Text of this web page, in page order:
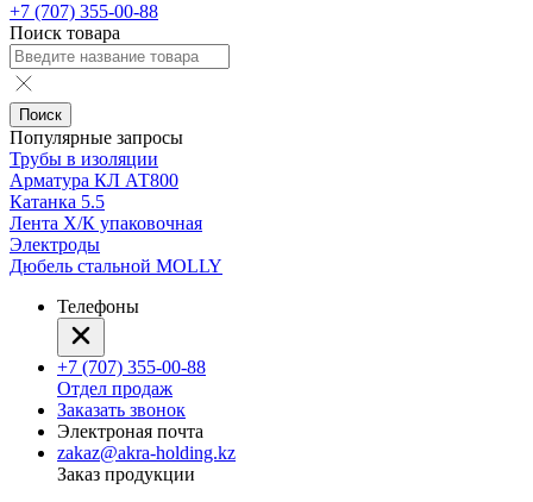
+7 (707) 355-00-88
Поиск товара
Поиск
Популярные запросы
Трубы в изоляции
Арматура КЛ АТ800
Катанка 5.5
Лента Х/К упаковочная
Электроды
Дюбель стальной MOLLY
Телефоны
+7 (707) 355-00-88
Отдел продаж
Заказать звонок
Электроная почта
zakaz@akra-holding.kz
Заказ продукции